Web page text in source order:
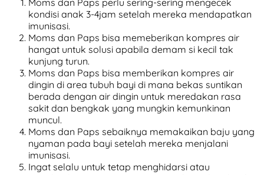
kondisi anak 3-4jam setelah mereka mendapatkan
imunisasi.
Moms dan Paps bisa memeberikan kompres air
hangat untuk solusi apabila demam si kecil tak
kunjung turun.
Moms dan Paps bisa memberikan kompres air
dingin di area tubuh bayi di mana bekas suntikan
berada dengan air dingin untuk meredakan rasa
sakit dan bengkak yang mungkin kemunkinan
muncul.
Moms dan Paps sebaiknya memakaikan baju yang
nyaman pada bayi setelah mereka menjalani
imunisasi.
Ingat selalu untuk tetap menghidarsi atau